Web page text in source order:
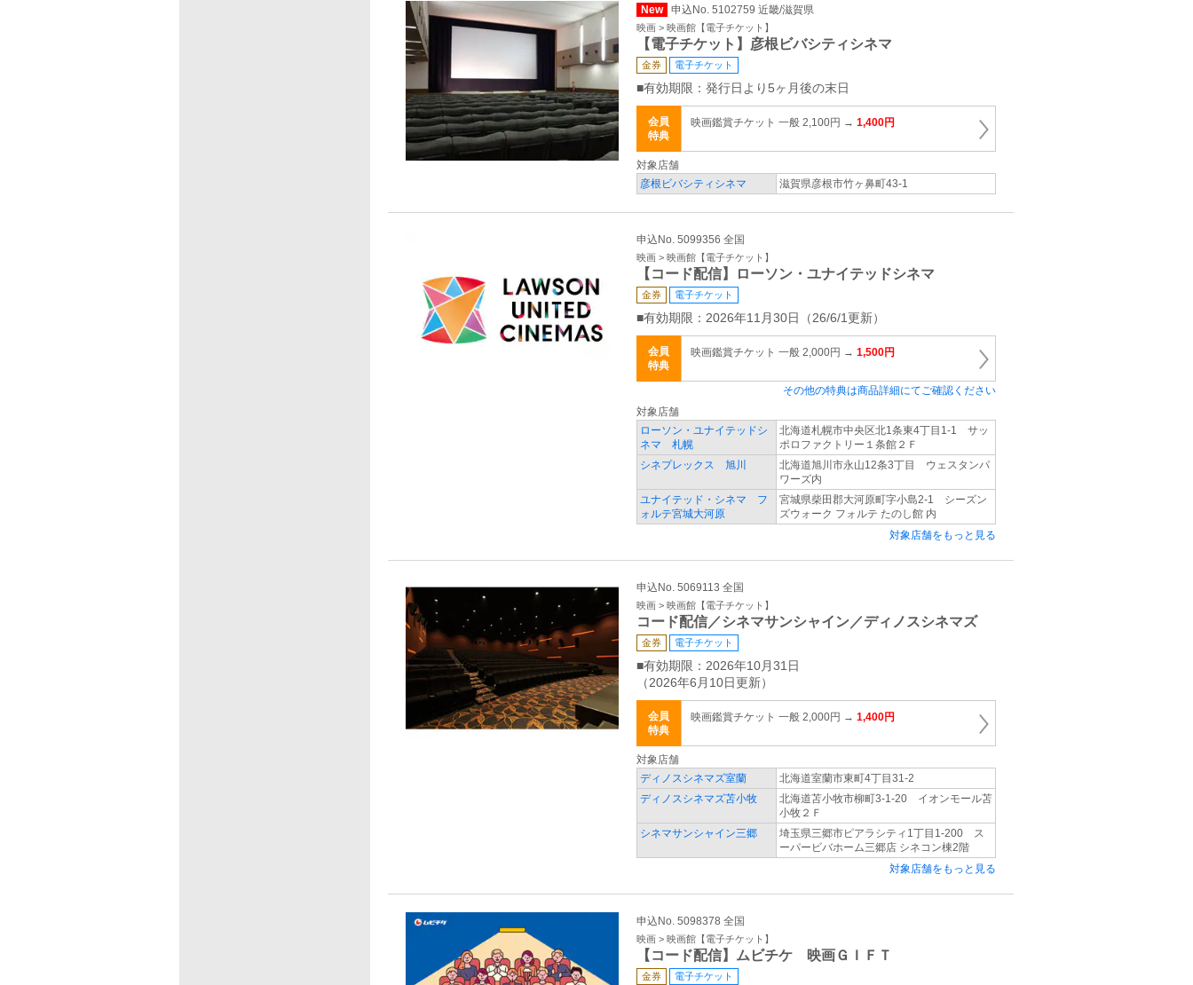
New 申込No. 5102759 近畿/滋賀県
映画 > 映画館【電子チケット】
【電子チケット】彦根ビバシティシネマ
金券 電子チケット
■有効期限：発行日より5ヶ月後の末日
会員
特典
映画鑑賞チケット 一般 2,100円 → 1,400円
対象店舗
彦根ビバシティシネマ
滋賀県彦根市竹ヶ鼻町43‐1
申込No. 5099356 全国
映画 > 映画館【電子チケット】
【コード配信】ローソン・ユナイテッドシネマ
金券 電子チケット
■有効期限：2026年11月30日（26/6/1更新）
会員
特典
映画鑑賞チケット 一般 2,000円 → 1,500円
その他の特典は商品詳細にてご確認ください
対象店舗
ローソン・ユナイテッドシ
ネマ 札幌
北海道札幌市中央区北1条東4丁目1‐1 サッ
ポロファクトリー１条館２Ｆ
シネプレックス 旭川
北海道旭川市永山12条3丁目 ウェスタンパ
ワーズ内
ユナイテッド・シネマ フ
ォルテ宮城大河原
宮城県柴田郡大河原町字小島2-1 シーズン
ズウォーク フォルテ たのし館 内
対象店舗をもっと見る
申込No. 5069113 全国
映画 > 映画館【電子チケット】
コード配信／シネマサンシャイン／ディノスシネマズ
金券 電子チケット
■有効期限：2026年10月31日
（2026年6月10日更新）
会員
特典
映画鑑賞チケット 一般 2,000円 → 1,400円
対象店舗
ディノスシネマズ室蘭
北海道室蘭市東町4丁目31‐2
ディノスシネマズ苫小牧
北海道苫小牧市柳町3‐1‐20 イオンモール苫
小牧２Ｆ
シネマサンシャイン三郷
埼玉県三郷市ピアラシティ1丁目1-200 ス
ーパービバホーム三郷店 シネコン棟2階
対象店舗をもっと見る
申込No. 5098378 全国
映画 > 映画館【電子チケット】
【コード配信】ムビチケ 映画ＧＩＦＴ
金券 電子チケット